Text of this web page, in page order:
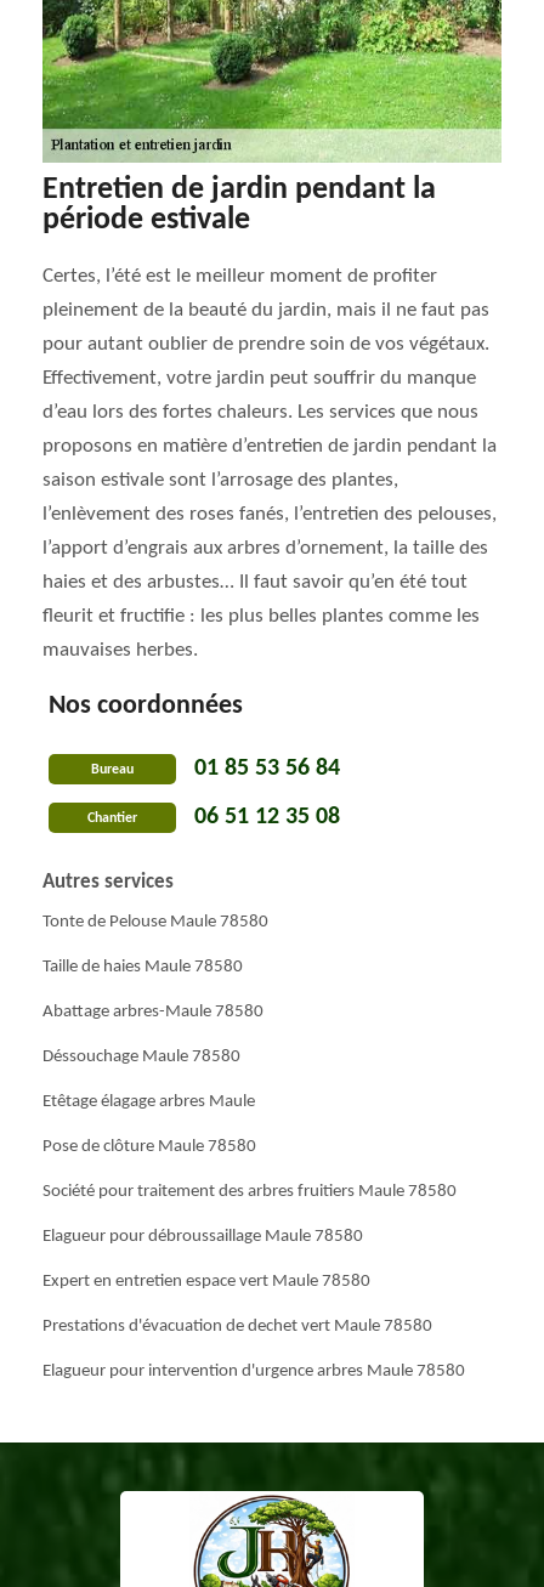
Entretien de jardin pendant la
période estivale
Certes, l’été est le meilleur moment de profiter
pleinement de la beauté du jardin, mais il ne faut pas
pour autant oublier de prendre soin de vos végétaux.
Effectivement, votre jardin peut souffrir du manque
d’eau lors des fortes chaleurs. Les services que nous
proposons en matière d’entretien de jardin pendant la
saison estivale sont l’arrosage des plantes,
l’enlèvement des roses fanés, l’entretien des pelouses,
l’apport d’engrais aux arbres d’ornement, la taille des
haies et des arbustes… Il faut savoir qu’en été tout
fleurit et fructifie : les plus belles plantes comme les
mauvaises herbes.
Nos coordonnées
Bureau 01 85 53 56 84
Chantier 06 51 12 35 08
Autres services
Tonte de Pelouse Maule 78580
Taille de haies Maule 78580
Abattage arbres-Maule 78580
Déssouchage Maule 78580
Etêtage élagage arbres Maule
Pose de clôture Maule 78580
Société pour traitement des arbres fruitiers Maule 78580
Elagueur pour débroussaillage Maule 78580
Expert en entretien espace vert Maule 78580
Prestations d'évacuation de dechet vert Maule 78580
Elagueur pour intervention d'urgence arbres Maule 78580